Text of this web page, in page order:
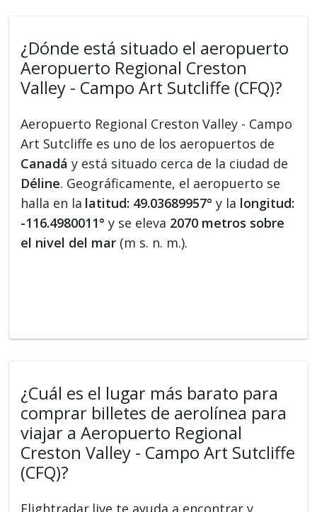
¿Dónde está situado el aeropuerto
Aeropuerto Regional Creston
Valley - Campo Art Sutcliffe (CFQ)?
Aeropuerto Regional Creston Valley - Campo
Art Sutcliffe es uno de los aeropuertos de
Canadá y está situado cerca de la ciudad de
Déline. Geográficamente, el aeropuerto se
halla en la latitud: 49.03689957° y la longitud:
-116.4980011° y se eleva 2070 metros sobre
el nivel del mar (m s. n. m.).
¿Cuál es el lugar más barato para
comprar billetes de aerolínea para
viajar a Aeropuerto Regional
Creston Valley - Campo Art Sutcliffe
(CFQ)?